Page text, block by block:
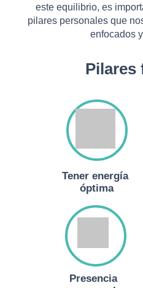
este equilibrio, es
pilares personales que
enfocados
Pilares
Tener energía
óptima
Presencia